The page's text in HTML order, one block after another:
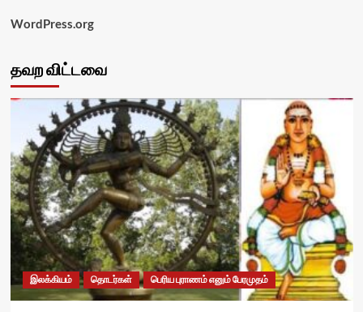
WordPress.org
தவற விட்டவை
இலக்கியம் தொடர்கள் பெரிய புராணம் எனும் பேரமுதம்